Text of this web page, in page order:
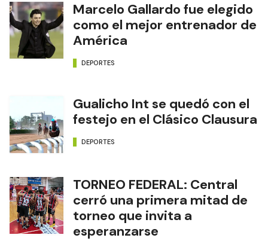
Marcelo Gallardo fue elegido
como el mejor entrenador de
América
DEPORTES
Gualicho Int se quedó con el
festejo en el Clásico Clausura
DEPORTES
TORNEO FEDERAL: Central
cerró una primera mitad de
torneo que invita a
esperanzarse